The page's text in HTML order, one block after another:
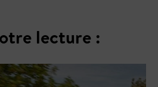
lecture :